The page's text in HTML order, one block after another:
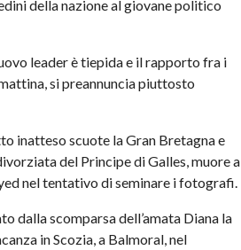
della nazione al giovane politico
leader è tiepida e il rapporto fra i
si preannuncia piuttosto
inatteso scuote la Gran Bretagna e
del Principe di Galles, muore a
nel tentativo di seminare i fotografi.
scomparsa dell’amata Diana la
in Scozia, a Balmoral, nel